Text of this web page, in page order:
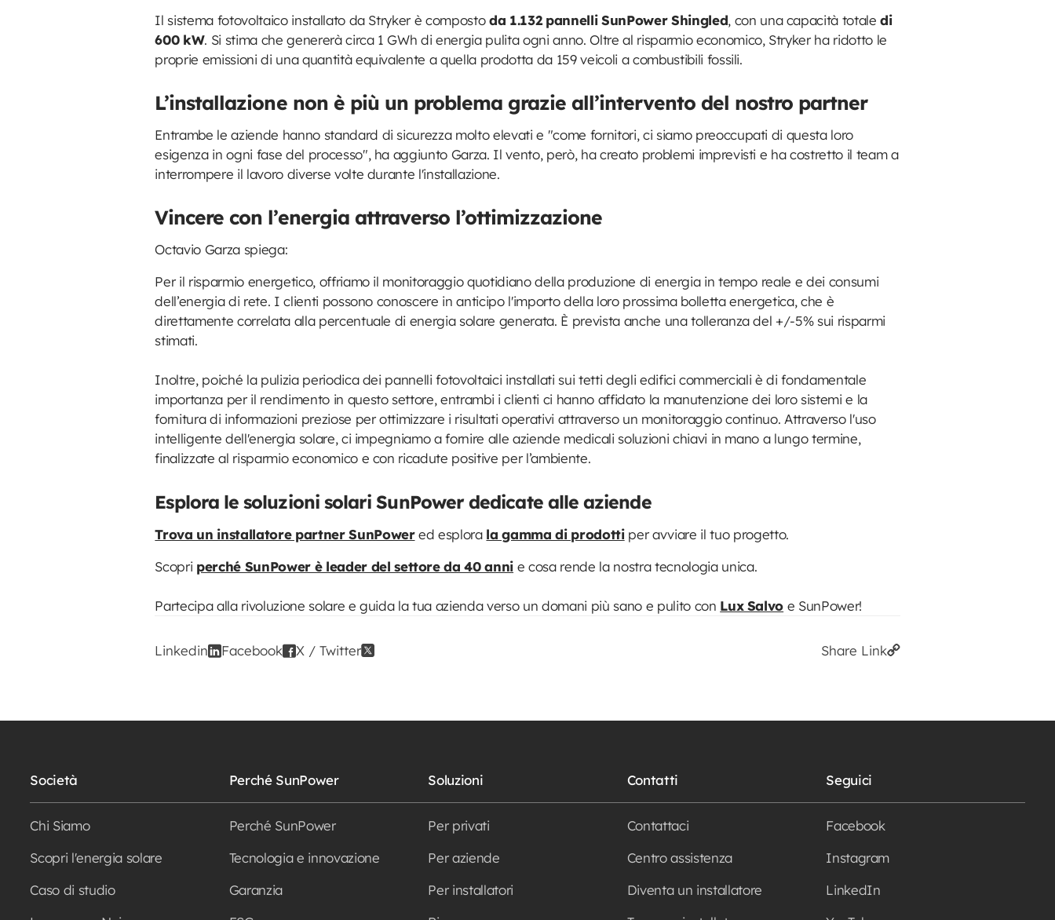
Il sistema fotovoltaico installato da Stryker è compostoda 1.132 pannelli SunPower Shingled, con una capacità totaledi
600 kW. Si stima che genererà circa 1 GWh di energia pulita ogni anno. Oltre al risparmio economico, Stryker ha ridotto le
proprie emissioni di una quantità equivalente a quella prodotta da 159 veicoli a combustibili fossili.
L’installazione non è più un problema grazie all’intervento del nostro partner
Entrambe le aziende hanno standard di sicurezza molto elevati e "come fornitori, ci siamo preoccupati di questa loro
esigenza in ogni fase del processo", ha aggiunto Garza. Il vento, però, ha creato problemi imprevisti e ha costretto il team a
interrompere il lavoro diverse volte durante l'installazione.
Vincere con l’energia attraverso l’ottimizzazione
Octavio Garza spiega:
Per il risparmio energetico, offriamo il monitoraggio quotidiano della produzione di energia in tempo reale e dei consumi
dell’energia di rete. I clienti possono conoscere in anticipo l'importo della loro prossima bolletta energetica, che è
direttamente correlata alla percentuale di energia solare generata. È prevista anche una tolleranza del +/-5% sui risparmi
stimati.
Inoltre, poiché la pulizia periodica dei pannelli fotovoltaici installati sui tetti degli edifici commerciali è di fondamentale
importanza per il rendimento in questo settore, entrambi i clienti ci hanno affidato la manutenzione dei loro sistemi e la
fornitura di informazioni preziose per ottimizzare i risultati operativi attraverso un monitoraggio continuo. Attraverso l'uso
intelligente dell'energia solare, ci impegniamo a fornire alle aziende medicali soluzioni chiavi in mano a lungo termine,
finalizzate al risparmio economico e con ricadute positive per l’ambiente.
Esplora le soluzioni solari SunPower dedicate alle aziende
Trova un installatore partner SunPower ed esplora la gamma di prodottiper avviare il tuo progetto.
Scopri perché SunPower è leader del settore da 40 anni e cosa rende la nostra tecnologia unica.
Partecipa alla rivoluzione solare e guida la tua azienda verso un domani più sano e pulito con Lux Salvo e SunPower!
Linkedin Facebook X / Twitter Share Link
Società
Chi Siamo
Scopri l'energia solare
Caso di studio
Perché SunPower
Perché SunPower
Tecnologia e innovazione
Garanzia
Soluzioni
Per privati
Per aziende
Per installatori
Contatti
Contattaci
Centro assistenza
Diventa un installatore
Seguici
Facebook
Instagram
LinkedIn